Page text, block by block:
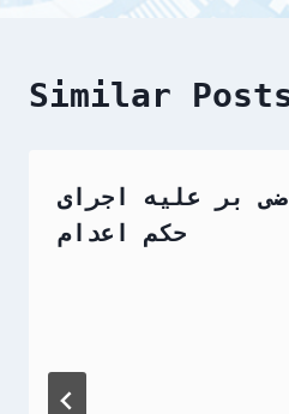
Similar
بر علیه اجرای
حکم اعدام